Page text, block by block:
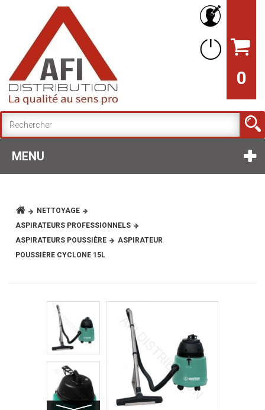
0
MENU
NETTOYAGE
ASPIRATEURS PROFESSIONNELS
ASPIRATEURS POUSSIÈRE
ASPIRATEUR
POUSSIÈRE CYCLONE 15L